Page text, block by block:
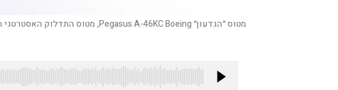
מטוס ״הגדעון״ Pegasus A-46KC Boeing, מטוס התדלוק האסטרטגי החדש של חיל האוויר |